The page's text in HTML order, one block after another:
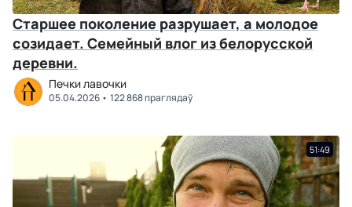
Старшее поколение разрушает, а молодое
созидает. Семейный влог из белорусской
деревни.
Печки лавочки
05.04.2026 122 868 праглядаў
51:49